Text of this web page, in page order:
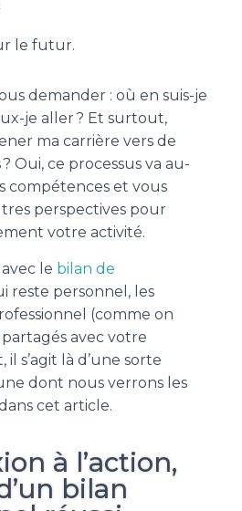
le futur.
demander : où en suis-je
je aller ? Et surtout,
ma carrière vers de
Oui, ce processus va au-
compétences et vous
perspectives pour
votre activité.
le bilan de
reste personnel, les
(comme on
partagés avec votre
s’agit là d’une sorte
dont nous verrons les
cet article.
à l’action,
bilan